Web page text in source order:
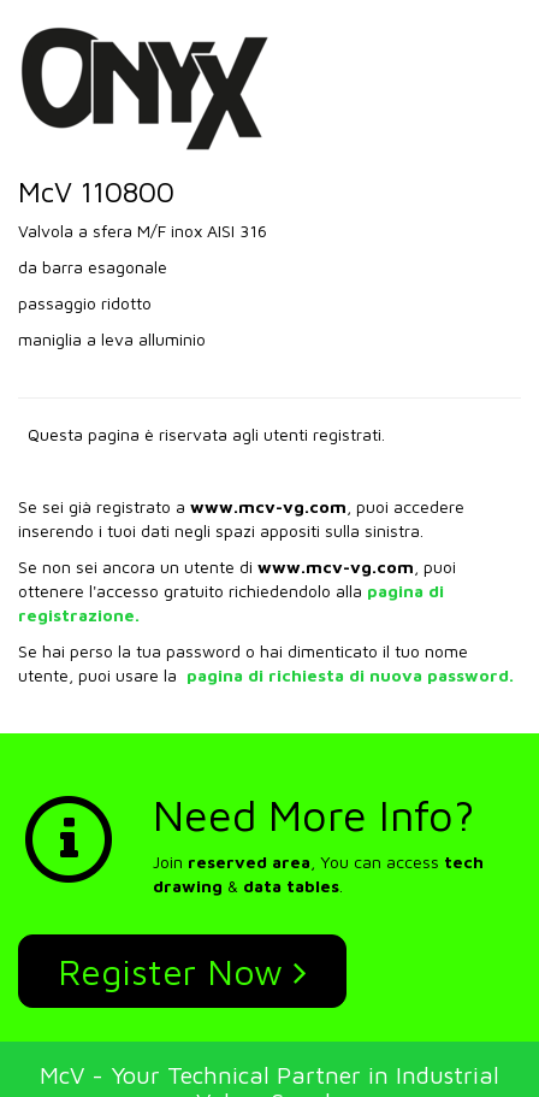
McV 110800
Valvola a sfera M/F inox AISI 316
da barra esagonale
passaggio ridotto
maniglia a leva alluminio
Questa pagina è riservata agli utenti registrati.
Se sei già registrato a www.mcv-vg.com , puoi accedere
inserendo i tuoi dati negli spazi appositi sulla sinistra.
Se non sei ancora un utente di www.mcv-vg.com , puoi
ottenere l'accesso gratuito richiedendolo alla pagina di
registrazione.
Se hai perso la tua password o hai dimenticato il tuo nome
utente, puoi usare la pagina di richiesta di nuova password.
Need More Info?
Join reserved area , You can access tech
drawing & data tables
Register Now
McV - Your Technical Partner in Industrial